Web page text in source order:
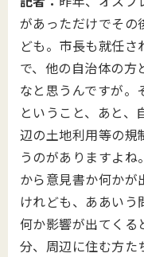
があっただけでその
ども。市長も就任
で、他の自治体の方
なと思うんですが。
ということ、あと
辺の土地利用等の規
うのがありますよ
から意見書か何かが
けれども、ああい
何か影響が出てく
分、周辺に住む方た